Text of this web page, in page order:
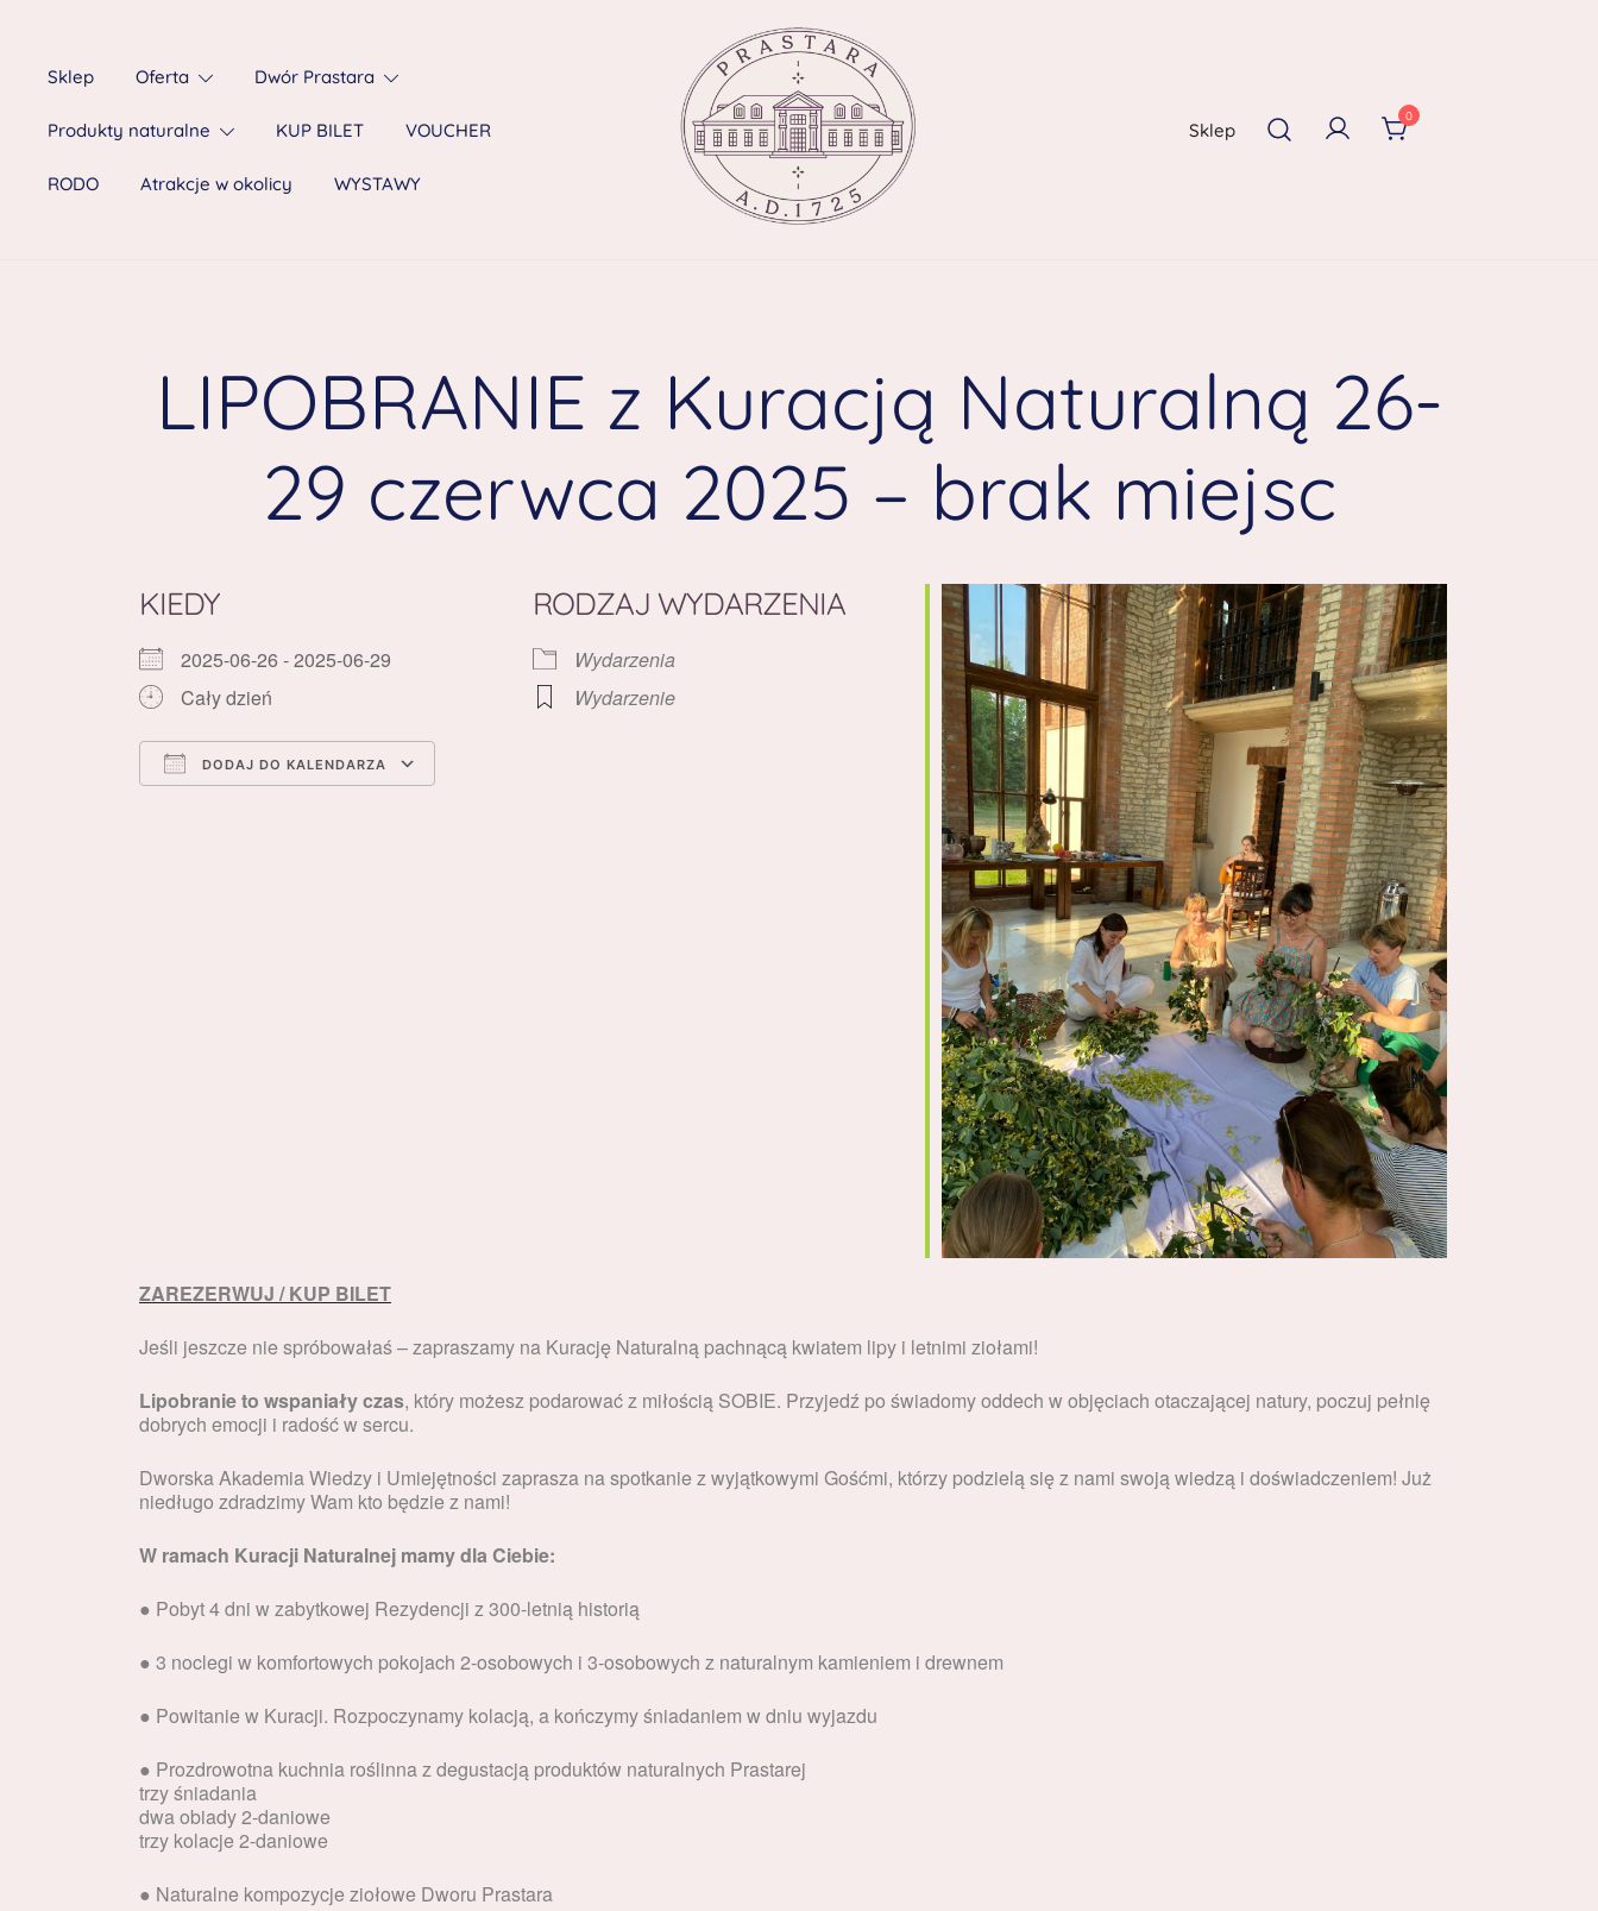
Sklep Oferta Dwór Prastara
Produkty naturalne KUP BILET VOUCHER
RODO Atrakcje w okolicy WYSTAWY
Sklep
0
LIPOBRANIE z Kuracją Naturalną 26-
29 czerwca 2025 – brak miejsc
KIEDY
2025-06-26 - 2025-06-29
Cały dzień
DODAJ DO KALENDARZA
Office 365 Outlook Live
RODZAJ WYDARZENIA
Wydarzenia
Wydarzenie
ZAREZERWUJ / KUP BILET
Jeśli jeszcze nie spróbowałaś – zapraszamy na Kurację Naturalną pachnącą kwiatem lipy i letnimi ziołami!
Lipobranie to wspaniały czas, który możesz podarować z miłością SOBIE. Przyjedź po świadomy oddech w objęciach otaczającej natury, poczuj pełnię
dobrych emocji i radość w sercu.
Dworska Akademia Wiedzy i Umiejętności zaprasza na spotkanie z wyjątkowymi Gośćmi, którzy podzielą się z nami swoją wiedzą i doświadczeniem! Już
niedługo zdradzimy Wam kto będzie z nami!
W ramach Kuracji Naturalnej mamy dla Ciebie:
● Pobyt 4 dni w zabytkowej Rezydencji z 300-letnią historią
● 3 noclegi w komfortowych pokojach 2-osobowych i 3-osobowych z naturalnym kamieniem i drewnem
● Powitanie w Kuracji. Rozpoczynamy kolacją, a kończymy śniadaniem w dniu wyjazdu
● Prozdrowotna kuchnia roślinna z degustacją produktów naturalnych Prastarej
trzy śniadania
dwa obiady 2-daniowe
trzy kolacje 2-daniowe
● Naturalne kompozycje ziołowe Dworu Prastara